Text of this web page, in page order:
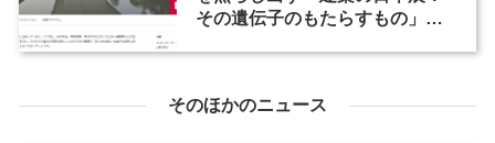
その遺伝子のもたらすもの」が
そのほかのニュース